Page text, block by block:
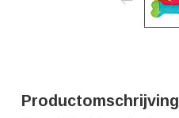
Productomschrijving